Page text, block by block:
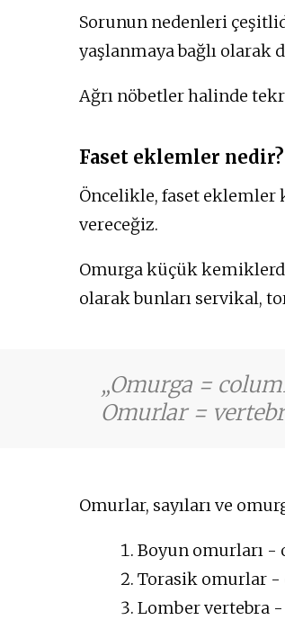
Sorunun nedenleri
yaşlanmaya bağlı olarak
Ağrı nöbetler halinde
Faset eklemler nedir?
Öncelikle, faset eklemler
vereceğiz.
Omurga küçük
olarak bunları servikal,
Omurga =
Omurlar =
Omurlar, sayıları ve
Boyun omurları -
Torasik omurlar -
Lomber vertebra -